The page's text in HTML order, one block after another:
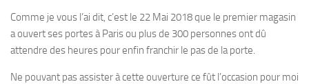
Comme je vous l’ai dit, c’est le 22 Mai 2018 que le premier magasin
a ouvert ses portes à Paris ou plus de 300 personnes ont dû
attendre des heures pour enfin franchir le pas de la porte.
Ne pouvant pas assister à cette ouverture ce fût l’occasion pour moi